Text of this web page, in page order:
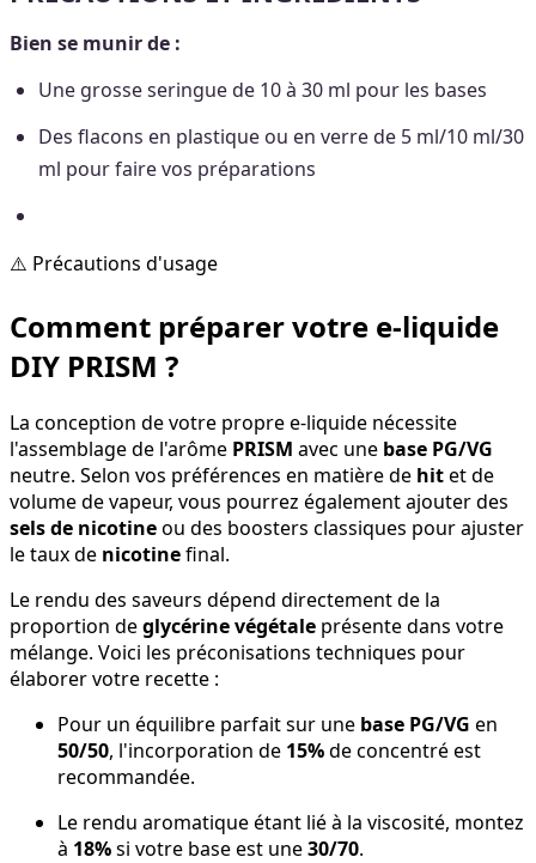
Bien se munir de :
Une grosse seringue de 10 à 30 ml pour les bases
Des flacons en plastique ou en verre de 5 ml/10 ml/30
ml pour faire vos préparations
⚠️ Précautions d'usage
Comment préparer votre e-liquide
DIY PRISM ?
La conception de votre propre e-liquide nécessite
l'assemblage de l'arôme PRISM avec une base PG/VG
neutre. Selon vos préférences en matière de hitet de
volume de vapeur, vous pourrez également ajouter des
sels de nicotineou des boosters classiques pour ajuster
le taux de nicotinefinal.
Le rendu des saveurs dépend directement de la
proportion deglycérine végétale présente dans votre
mélange. Voici les préconisations techniques pour
élaborer votre recette :
Pour un équilibre parfait sur une base PG/VG en
50/50, l'incorporation de 15%de concentré est
recommandée.
Le rendu aromatique étant lié à la viscosité, montez
à 18%si votre base est une30/70.